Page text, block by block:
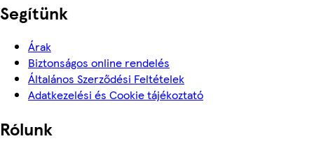
Segítünk
Árak
Biztonságos online rendelés
Általános Szerződési Feltételek
Adatkezelési és Cookie tájékoztató
Rólunk